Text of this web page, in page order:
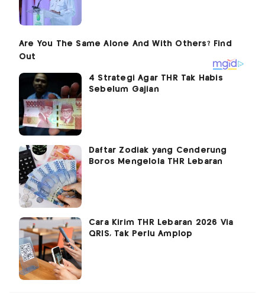
4 Strategi Agar THR Tak Habis
Sebelum Gajian
Daftar Zodiak yang Cenderung
Boros Mengelola THR Lebaran
Cara Kirim THR Lebaran 2026 Via
QRIS, Tak Perlu Amplop